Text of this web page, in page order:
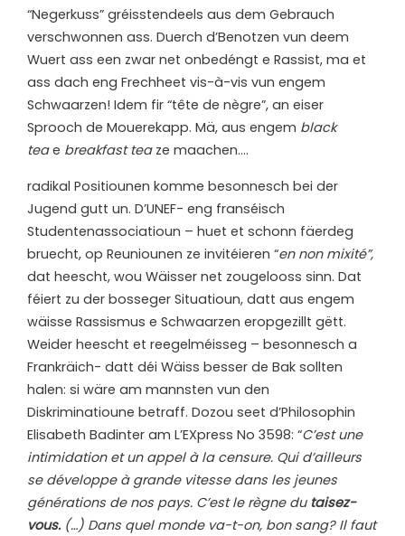
“Negerkuss” gréisstendeels aus dem Gebrauch
verschwonnen ass. Duerch d’Benotzen vun deem
Wuert ass een zwar net onbedéngt e Rassist, ma et
ass dach eng Frechheet vis-à-vis vun engem
Schwaarzen! Idem fir “tête de nègre”, an eiser
Sprooch de Mouerekapp. Mä, aus engem black
teae breakfast tea ze maachen….
radikal Positiounen komme besonnesch bei der
Jugend gutt un. D’UNEF- eng franséisch
Studentenassociatioun – huet et schonn fäerdeg
bruecht, op Reuniounen ze invitéieren “en non mixité”,
dat heescht, wou Wäisser net zougelooss sinn. Dat
féiert zu der bosseger Situatioun, datt aus engem
wäisse Rassismus e Schwaarzen eropgezillt gëtt.
Weider heescht et reegelméisseg – besonnesch a
Frankräich- datt déi Wäiss besser de Bak sollten
halen: si wäre am mannsten vun den
Diskriminatioune betraff. Dozou seet d’Philosophin
Elisabeth Badinter am L’EXpress No 3598: “C’est une
intimidation et un appel à la censure. Qui d’ailleurs
se développe à grande vitesse dans les jeunes
générations de nos pays. C’est le règne du taisez-
vous.(…) Dans quel monde va-t-on, bon sang? Il faut